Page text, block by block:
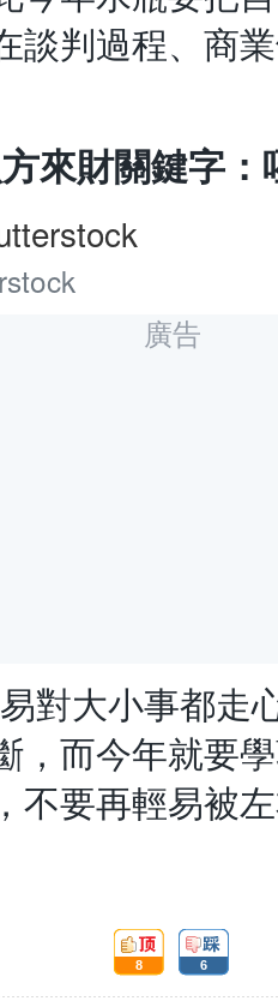
談判過程、商
來財關鍵字：
廣告
對大小事都走
，而今年就要
不要再輕易被
頂:
8
踩:
6